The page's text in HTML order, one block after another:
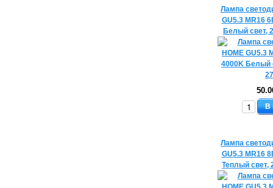
Лампа
GU5.3 MR16
Белый свет,
В
Лампа
GU5.3 MR16
Теплый свет,